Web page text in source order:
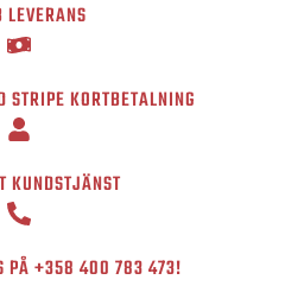
STRIPE KORTBETALNING
KUNDSTJÄNST
PÅ+358 400 783 473!